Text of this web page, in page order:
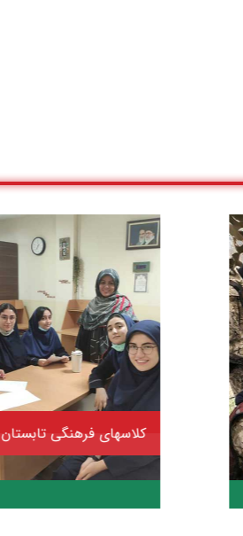
کلاسهای فرهنگی تابستان ۱۴۰۱